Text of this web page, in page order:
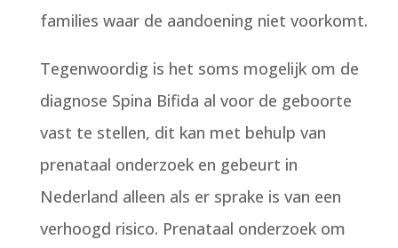
families waar de aandoening niet voorkomt.
Tegenwoordig is het soms mogelijk om de
diagnose Spina Bifida al voor de geboorte
vast te stellen, dit kan met behulp van
prenataal onderzoek en gebeurt in
Nederland alleen als er sprake is van een
verhoogd risico. Prenataal onderzoek om